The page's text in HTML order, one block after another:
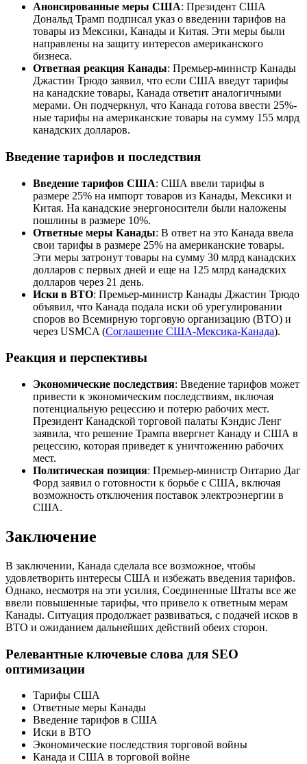
Анонсированные меры США: Президент США
Дональд Трамп подписал указ о введении тарифов на
товары из Мексики, Канады и Китая. Эти меры были
направлены на защиту интересов американского
бизнеса.
Ответная реакция Канады: Премьер-министр Канады
Джастин Трюдо заявил, что если США введут тарифы
на канадские товары, Канада ответит аналогичными
мерами. Он подчеркнул, что Канада готова ввести 25%-
ные тарифы на американские товары на сумму 155 млрд
канадских долларов.
Введение тарифов и последствия
Введение тарифов США: США ввели тарифы в
размере 25% на импорт товаров из Канады, Мексики и
Китая. На канадские энергоносители были наложены
пошлины в размере 10%.
Ответные меры Канады: В ответ на это Канада ввела
свои тарифы в размере 25% на американские товары.
Эти меры затронут товары на сумму 30 млрд канадских
долларов с первых дней и еще на 125 млрд канадских
долларов через 21 день.
Иски в ВТО: Премьер-министр Канады Джастин Трюдо
объявил, что Канада подала иски об урегулировании
споров во Всемирную торговую организацию (ВТО) и
через USMCA (Соглашение США-Мексика-Канада).
Реакция и перспективы
Экономические последствия: Введение тарифов может
привести к экономическим последствиям, включая
потенциальную рецессию и потерю рабочих мест.
Президент Канадской торговой палаты Кэндис Ленг
заявила, что решение Трампа ввергнет Канаду и США в
рецессию, которая приведет к уничтожению рабочих
мест.
Политическая позиция: Премьер-министр Онтарио Даг
Форд заявил о готовности к борьбе с США, включая
возможность отключения поставок электроэнергии в
США.
Заключение
В заключении, Канада сделала все возможное, чтобы
удовлетворить интересы США и избежать введения тарифов.
Однако, несмотря на эти усилия, Соединенные Штаты все же
ввели повышенные тарифы, что привело к ответным мерам
Канады. Ситуация продолжает развиваться, с подачей исков в
ВТО и ожиданием дальнейших действий обеих сторон.
Релевантные ключевые слова для SEO
оптимизации
Тарифы США
Ответные меры Канады
Введение тарифов в США
Иски в ВТО
Экономические последствия торговой войны
Канада и США в торговой войне